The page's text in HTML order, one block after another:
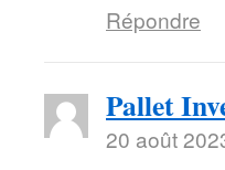
Répondre
Pallet
20 août